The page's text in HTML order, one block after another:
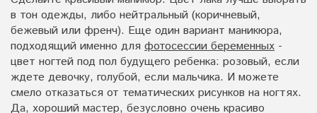
в тон одежды, либо нейтральный (коричневый,
бежевый или френч). Еще один вариант маникюра,
подходящий именно для фотосессии беременных -
цвет ногтей под пол будущего ребенка: розовый, если
ждете девочку, голубой, если мальчика. И можете
смело отказаться от тематических рисунков на ногтях.
Да, хороший мастер, безусловно очень красиво